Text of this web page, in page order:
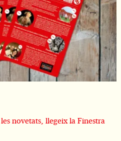
novetats, llegeix la Finestra